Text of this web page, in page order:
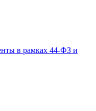
в рамках 44-ФЗ и